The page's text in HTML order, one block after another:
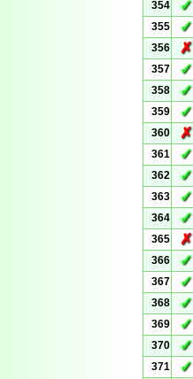
354
✓
355
✓
356
✗
357
✓
358
✓
359
✓
360
✗
361
✓
362
✓
363
✓
364
✓
365
✗
366
✓
367
✓
368
✓
369
✓
370
✓
371
✓